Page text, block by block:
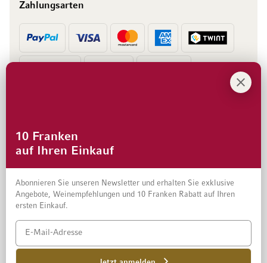
Zahlungsarten
Datenschutz und Disclaimer
10 Franken
auf Ihren Einkauf
Abonnieren Sie unseren Newsletter und erhalten Sie exklusive
Angebote, Weinempfehlungen und 10 Franken Rabatt auf Ihren
ersten Einkauf.